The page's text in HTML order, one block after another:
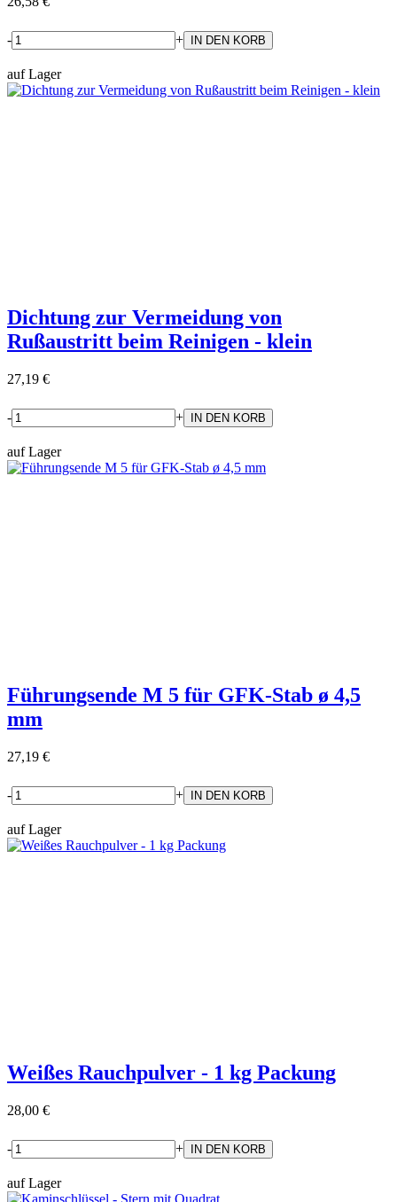
- +
auf Lager
Dichtung zur Vermeidung von
Rußaustritt beim Reinigen - klein
27,19 €
- +
auf Lager
Führungsende M 5 für GFK-Stab ø 4,5
mm
27,19 €
- +
auf Lager
Weißes Rauchpulver - 1 kg Packung
28,00 €
- +
auf Lager